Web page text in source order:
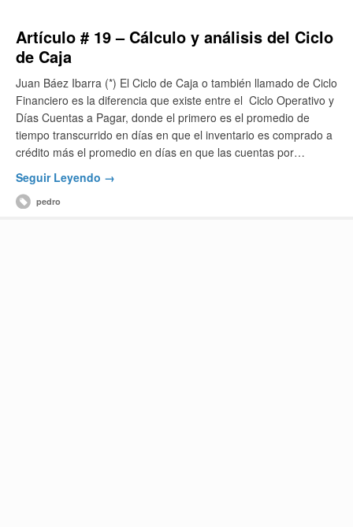
Artículo # 19 – Cálculo y análisis del Ciclo
de Caja
Juan Báez Ibarra (*) El Ciclo de Caja o también llamado de Ciclo
Financiero es la diferencia que existe entre el Ciclo Operativo y
Días Cuentas a Pagar, donde el primero es el promedio de
tiempo transcurrido en días en que el inventario es comprado a
crédito más el promedio en días en que las cuentas por…
Seguir Leyendo →
pedro